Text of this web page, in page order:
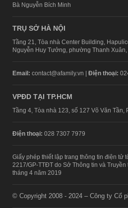
Bà Nguyễn Bích Minh
TRỤ SỞ HÀ NỘI
Tầng 21, Tòa nhà Center Building,
Nguyễn Huy Tưởng, phường Thanh
Email: contact@afamily.vn | Điện thoại:
VPĐD TẠI TP.HCM
Tầng 4, Tòa nhà 123, số 127 Võ Văn Tần,
Điện thoại: 028 7307 7979
Giấy phép thiết lập trang thông tin điện tử
2217/GP-TTĐT do Sở Thông tin và
tháng 4 năm 2019
© Copyright 2008 - 2024 – Công ty Cổ